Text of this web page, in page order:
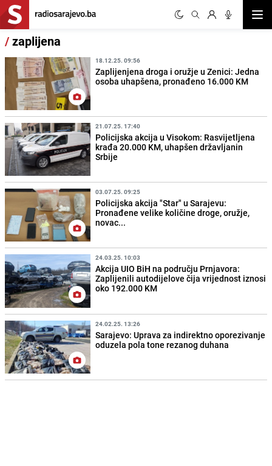
/zaplijena
18.12.25. 09:56
Zaplijenjena droga i oružje u Zenici: Jedna
osoba uhapšena, pronađeno 16.000 KM
21.07.25. 17:40
Policijska akcija u Visokom: Rasvijetljena
krađa 20.000 KM, uhapšen državljanin
Srbije
03.07.25. 09:25
Policijska akcija "Star" u Sarajevu:
Pronađene velike količine droge, oružje,
novac...
24.03.25. 10:03
Akcija UIO BiH na području Prnjavora:
Zaplijenili autodijelove čija vrijednost iznosi
oko 192.000 KM
24.02.25. 13:26
Sarajevo: Uprava za indirektno oporezivanje
oduzela pola tone rezanog duhana